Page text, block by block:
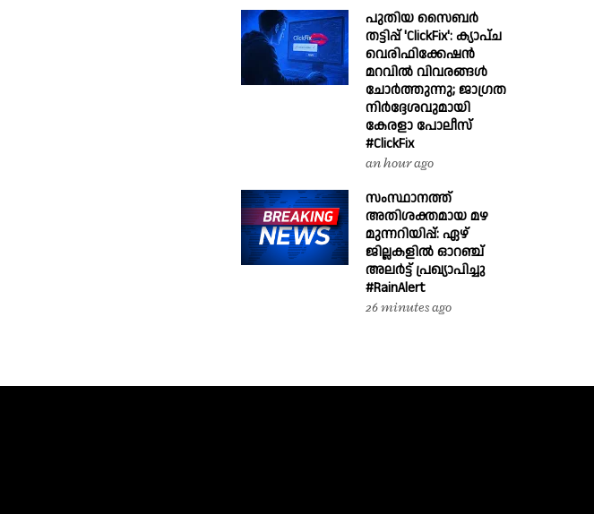
പുതിയ സൈബർ
തട്ടിപ്പ് 'ClickFix': ക്യാപ്ച
വെരിഫിക്കേഷൻ
മറവിൽ വിവരങ്ങൾ
ചോർത്തുന്നു; ജാഗ്രത
നിർദ്ദേശവുമായി
കേരളാ പോലീസ്
#ClickFix
an hour ago
സംസ്ഥാനത്ത്
അതിശക്തമായ മഴ
മുന്നറിയിപ്പ്: ഏഴ്
ജില്ലകളിൽ ഓറഞ്ച്
അലർട്ട് പ്രഖ്യാപിച്ചു
#RainAlert
26 minutes ago